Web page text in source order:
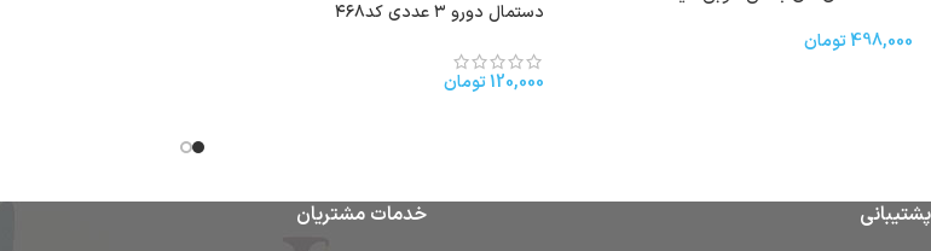
498,000تومان
دستمال دورو ۳ عددی کد۴۶۸
120,000تومان
پشتیبانی خدمات مشتریان